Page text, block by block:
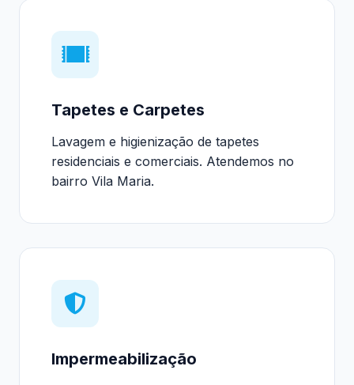
Tapetes e Carpetes
Lavagem e higienização de tapetes
residenciais e comerciais. Atendemos no
bairro Vila Maria.
Impermeabilização